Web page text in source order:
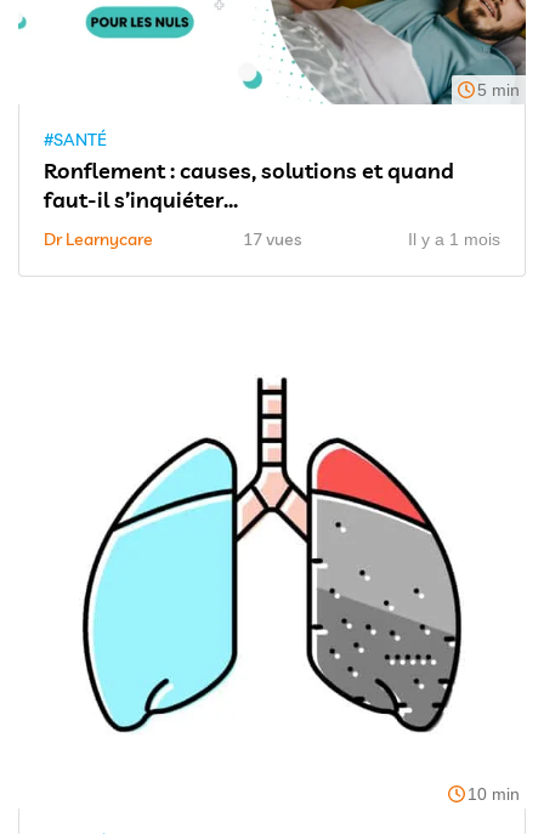
5 min
#SANTÉ
Ronflement : causes, solutions et quand
faut-il s’inquiéter...
Dr Learnycare 17 vues Il y a 1 mois
10 min